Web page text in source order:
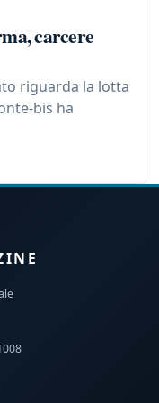
carcere
riguarda la lotta
bis ha